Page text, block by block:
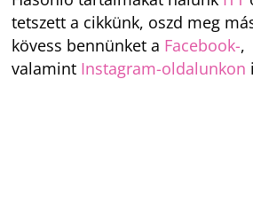
tetszett a cikkünk, oszd meg
kövess bennünket a Facebook-,
valamint Instagram-oldalunkon